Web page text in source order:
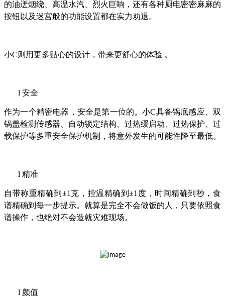
的油迸烟绕、高温水汽、烈火巨响，还有各种厨电密密麻麻的
按钮以及迷宫般的功能设置都在实力劝退。
小C则用更多贴心的设计，带来更舒心的体验 。
l 安全
作为一个精密电器，安全是第一位的。小C具备锅底感应、双
锅盖检测传感器、自动锁定结构、过热缓启动、过热保护、过
载保护等多重安全保护机制，将意外发生的可能性降至最低。
l 精准
自带称重精确到±1克，控温精确到±1度，时间精确到秒，食
谱精确到每一步提示。就算是完全不会做饭的人，只要依照食
谱操作，也绝对不会造就灾难现场。
l 颜值